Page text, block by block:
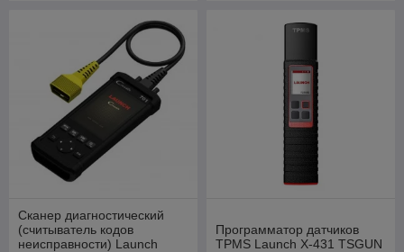
Сканер диагностический
(считыватель кодов
неисправности) Launch
Программатор датчиков
TPMS Launch X-431 TSGUN